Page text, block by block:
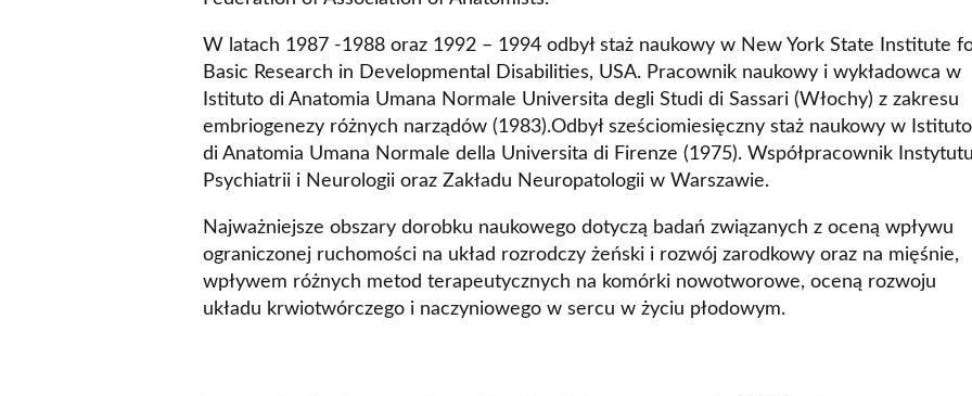
W latach 1987 -1988 oraz 1992 – 1994 odbył staż naukowy w New York State Institute
Basic Research in Developmental Disabilities, USA. Pracownik naukowy i wykładowca w
Istituto di Anatomia Umana Normale Universita degli Studi di Sassari (Włochy) z zakresu
embriogenezy różnych narządów (1983).Odbył sześciomiesięczny staż naukowy w Istituto
di Anatomia Umana Normale della Universita di Firenze (1975). Współpracownik Instytutu
Psychiatrii i Neurologii oraz Zakładu Neuropatologii w Warszawie.
Najważniejsze obszary dorobku naukowego dotyczą badań związanych z oceną wpływu
ograniczonej ruchomości na układ rozrodczy żeński i rozwój zarodkowy oraz na mięśnie,
wpływem różnych metod terapeutycznych na komórki nowotworowe, oceną rozwoju
układu krwiotwórczego i naczyniowego w sercu w życiu płodowym.